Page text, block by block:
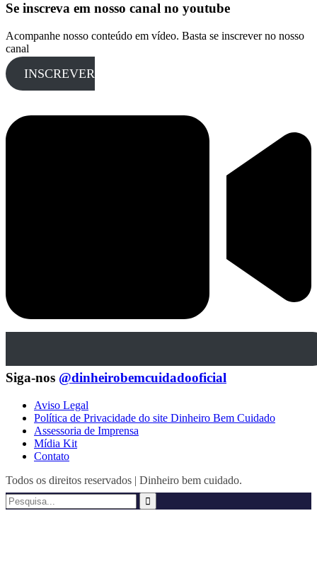
Se inscreva em nosso canal no youtube
Acompanhe nosso conteúdo em vídeo. Basta se inscrever no nosso
canal
INSCREVER
Siga-nos @dinheirobemcuidadooficial
Aviso Legal
Política de Privacidade do site Dinheiro Bem Cuidado
Assessoria de Imprensa
Mídia Kit
Contato
Todos os direitos reservados | Dinheiro bem cuidado.